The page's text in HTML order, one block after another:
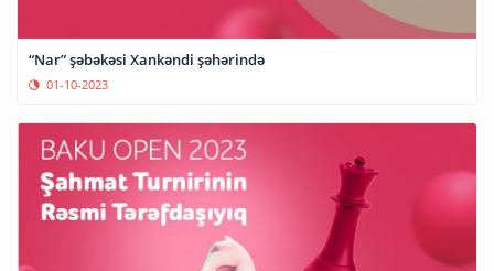
“Nar” şəbəkəsi Xankəndi şəhərində
01-10-2023